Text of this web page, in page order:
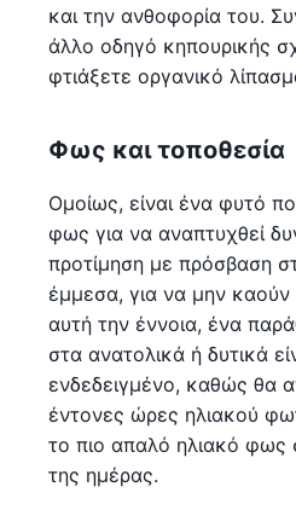
και την ανθοφορία του.
άλλο οδηγό κηπουρικής
φτιάξετε οργανικό
Φως και τοποθεσία
Ομοίως, είναι ένα φυτό
φως για να αναπτυχθεί
προτίμηση με πρόσβαση
έμμεσα, για να μην
αυτή την έννοια, ένα
στα ανατολικά ή δυτικά
ενδεδειγμένο, καθώς θα
έντονες ώρες ηλιακού
το πιο απαλό ηλιακό φως
της ημέρας.